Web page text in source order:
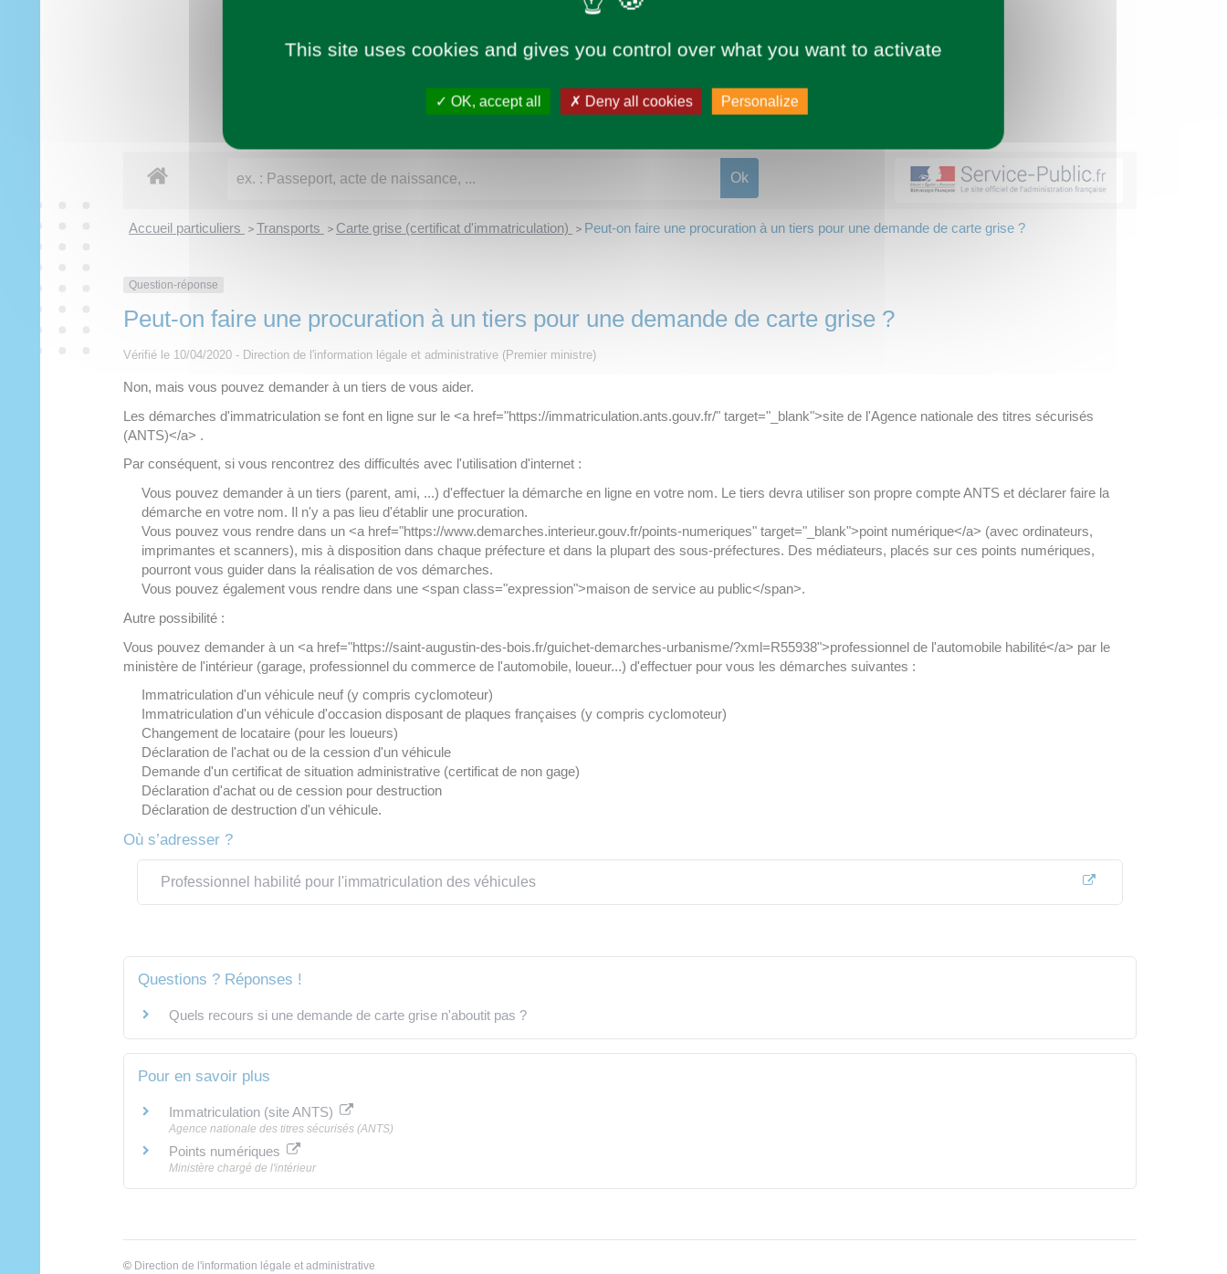
Découvrir
Municipalité
À tout âge
Vie pratique
Loisirs
Imaginer demain
Accueil particuliers > Transports > Carte grise (certificat d'immatriculation) > Peut-on faire une procuration à un tiers pour une demande de carte grise ?
Question-réponse
Peut-on faire une procuration à un tiers pour une demande de carte grise ?
Vérifié le 10/04/2020 - Direction de l'information légale et administrative (Premier ministre)
Non, mais vous pouvez demander à un tiers de vous aider.
Les démarches d'immatriculation se font en ligne sur le <a href="https://immatriculation.ants.gouv.fr/" target="_blank">site de l'Agence nationale des titres sécurisés
(ANTS)</a> .
Par conséquent, si vous rencontrez des difficultés avec l'utilisation d'internet :
Vous pouvez demander à un tiers (parent, ami, ...) d'effectuer la démarche en ligne en votre nom. Le tiers devra utiliser son propre compte ANTS et déclarer faire la
démarche en votre nom. Il n'y a pas lieu d'établir une procuration.
Vous pouvez vous rendre dans un <a href="https://www.demarches.interieur.gouv.fr/points-numeriques" target="_blank">point numérique</a> (avec ordinateurs,
imprimantes et scanners), mis à disposition dans chaque préfecture et dans la plupart des sous-préfectures. Des médiateurs, placés sur ces points numériques,
pourront vous guider dans la réalisation de vos démarches.
Vous pouvez également vous rendre dans une <span class="expression">maison de service au public</span>.
Autre possibilité :
Vous pouvez demander à un <a href="https://saint-augustin-des-bois.fr/guichet-demarches-urbanisme/?xml=R55938">professionnel de l'automobile habilité</a> par le
ministère de l'intérieur (garage, professionnel du commerce de l'automobile, loueur...) d'effectuer pour vous les démarches suivantes :
Immatriculation d'un véhicule neuf (y compris cyclomoteur)
Immatriculation d'un véhicule d'occasion disposant de plaques françaises (y compris cyclomoteur)
Changement de locataire (pour les loueurs)
Déclaration de l'achat ou de la cession d'un véhicule
Demande d'un certificat de situation administrative (certificat de non gage)
Déclaration d'achat ou de cession pour destruction
Déclaration de destruction d'un véhicule.
Où s’adresser ?
Professionnel habilité pour l'immatriculation des véhicules
Questions ? Réponses !
Quels recours si une demande de carte grise n'aboutit pas ?
Pour en savoir plus
Immatriculation (site ANTS)
Agence nationale des titres sécurisés (ANTS)
Points numériques
Ministère chargé de l'intérieur
© Direction de l'information légale et administrative
This site uses cookies and gives you control over what you want to activate
OK, accept all Deny all cookies Personalize